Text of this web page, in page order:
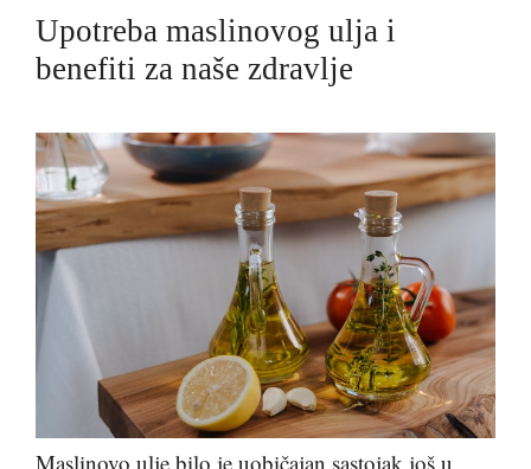
Upotreba maslinovog ulja i
benefiti za naše zdravlje
Maslinovo ulje bilo je uobičajan sastojak još u